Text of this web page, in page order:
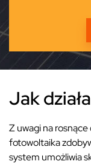
Jak
Z uwagi na
fotowoltaika
system umożliwia